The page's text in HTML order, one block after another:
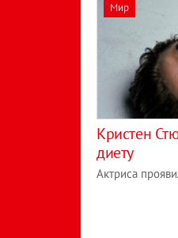
Мир
Кристен
диету
Актриса